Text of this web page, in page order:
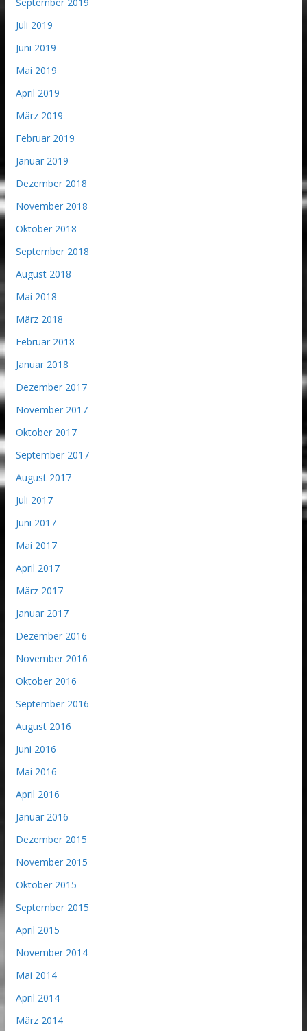
Juli 2019
Juni 2019
Mai 2019
April 2019
März 2019
Februar 2019
Januar 2019
Dezember 2018
November 2018
Oktober 2018
September 2018
August 2018
Mai 2018
März 2018
Februar 2018
Januar 2018
Dezember 2017
November 2017
Oktober 2017
September 2017
August 2017
Juli 2017
Juni 2017
Mai 2017
April 2017
März 2017
Januar 2017
Dezember 2016
November 2016
Oktober 2016
September 2016
August 2016
Juni 2016
Mai 2016
April 2016
Januar 2016
Dezember 2015
November 2015
Oktober 2015
September 2015
April 2015
November 2014
Mai 2014
April 2014
März 2014